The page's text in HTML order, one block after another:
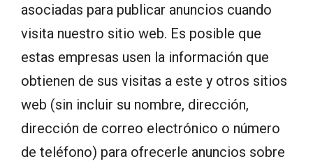
asociadas para publicar anuncios cuando
visita nuestro sitio web. Es posible que
estas empresas usen la información que
obtienen de sus visitas a este y otros sitios
web (sin incluir su nombre, dirección,
dirección de correo electrónico o número
de teléfono) para ofrecerle anuncios sobre